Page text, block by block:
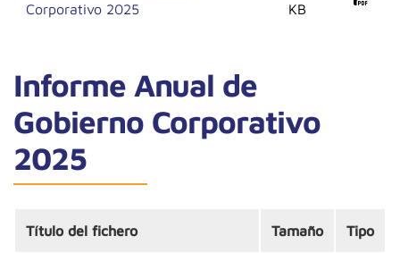
Corporativo 2025
KB
Informe Anual de
Gobierno Corporativo
2025
Título del fichero Tamaño Tipo